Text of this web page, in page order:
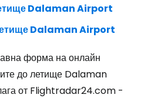
Dalaman Airport
Dalaman Airport
форма на онлайн
до летище Dalaman
от Flightradar24.com -